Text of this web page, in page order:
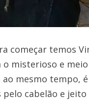
começar temos
o misterioso e
ao mesmo tempo,
cabelão e